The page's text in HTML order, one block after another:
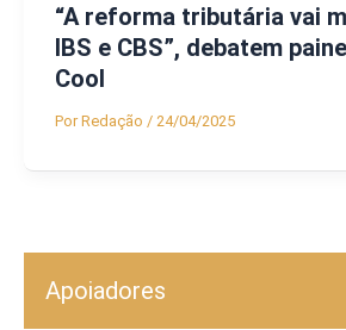
“A reforma tributária vai
IBS e CBS”, debatem
Cool
PorRedação / 24/04/2025
Apoiadores